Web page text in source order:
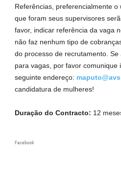
Referências, preferencialmente
que foram seus supervisores
favor, indicar referência da vaga
não faz nenhum tipo de
do processo de recrutamento.
para vagas, por favor comunique
seguinte endereço:
candidatura de mulheres!
Duração do Contracto: 12
Facebook